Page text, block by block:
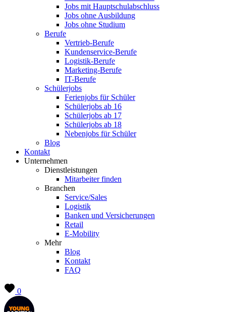
Jobs mit Hauptschulabschluss
Jobs ohne Ausbildung
Jobs ohne Studium
Berufe
Vertrieb-Berufe
Kundenservice-Berufe
Logistik-Berufe
Marketing-Berufe
IT-Berufe
Schülerjobs
Ferienjobs für Schüler
Schülerjobs ab 16
Schülerjobs ab 17
Schülerjobs ab 18
Nebenjobs für Schüler
Blog
Kontakt
Unternehmen
Dienstleistungen
Mitarbeiter finden
Branchen
Service/Sales
Logistik
Banken und Versicherungen
Retail
E-Mobility
Mehr
Blog
Kontakt
FAQ
0